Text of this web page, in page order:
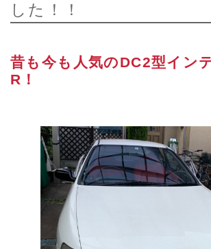
した！！
昔も今も人気のDC2型イン
R！